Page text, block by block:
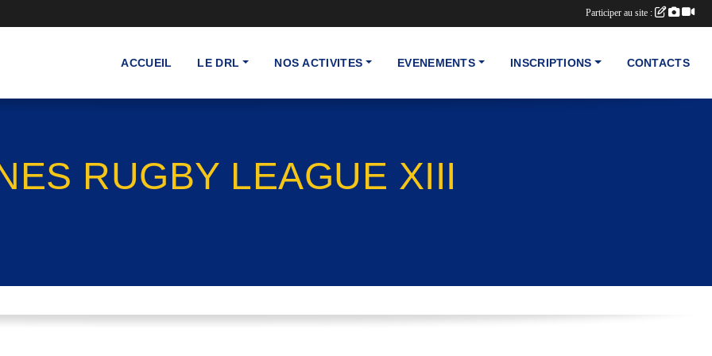
ACCUEIL LE DRL NOS ACTIVITES EVENEMENTS INSCRIPTIONS CONTACTS
RUGBY LEAGUE XIII
Participer au site :